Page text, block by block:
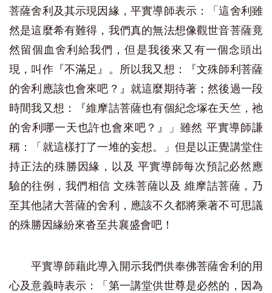
菩薩舍利及其示現因緣，平實導師表示：「這舍利雖
然是這麼希有難得，我們真的無法想像觀世音菩薩竟
然留個血舍利給我們，但是我後來又有一個念頭出
現，叫作『不滿足』。所以我又想：『文殊師利菩薩
的舍利應該也會來吧？』就這麼期待著；然後過一段
時間我又想：『維摩詰菩薩也有個紀念塚在天竺，祂
的舍利哪一天也許也會來吧？』」雖然 平實導師謙
稱：「就這樣打了一堆的妄想。」但是以正覺講堂住
持正法的殊勝因緣，以及 平實導師每次預記必然應
驗的往例，我們相信 文殊菩薩以及 維摩詰菩薩，乃
至其他諸大菩薩的舍利，應該不久都將乘著不可思議
的殊勝因緣紛來沓至共襄盛會吧！
平實導師藉此導入開示我們供奉佛菩薩舍利的用
心及意義時表示：「第一講堂供世尊是必然的，因為